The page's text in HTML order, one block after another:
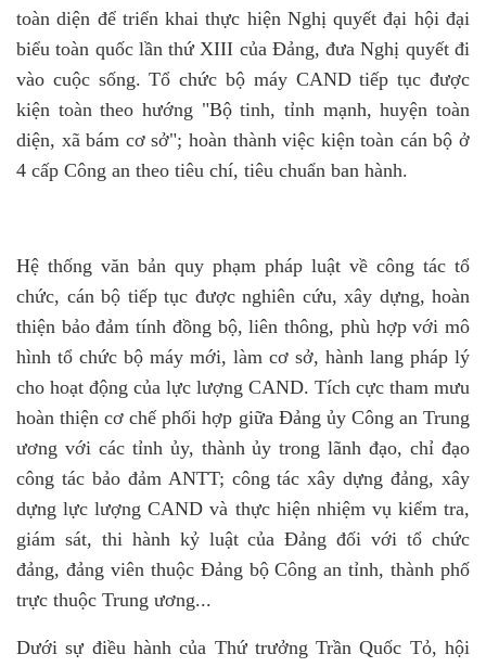
toàn diện để triển khai thực hiện Nghị quyết đại hội đại
biểu toàn quốc lần thứ XIII của Đảng, đưa Nghị quyết đi
vào cuộc sống. Tổ chức bộ máy CAND tiếp tục được
kiện toàn theo hướng "Bộ tinh, tỉnh mạnh, huyện toàn
diện, xã bám cơ sở"; hoàn thành việc kiện toàn cán bộ ở
4 cấp Công an theo tiêu chí, tiêu chuẩn ban hành.
Hệ thống văn bản quy phạm pháp luật về công tác tổ
chức, cán bộ tiếp tục được nghiên cứu, xây dựng, hoàn
thiện bảo đảm tính đồng bộ, liên thông, phù hợp với mô
hình tổ chức bộ máy mới, làm cơ sở, hành lang pháp lý
cho hoạt động của lực lượng CAND. Tích cực tham mưu
hoàn thiện cơ chế phối hợp giữa Đảng ủy Công an Trung
ương với các tỉnh ủy, thành ủy trong lãnh đạo, chỉ đạo
công tác bảo đảm ANTT; công tác xây dựng đảng, xây
dựng lực lượng CAND và thực hiện nhiệm vụ kiểm tra,
giám sát, thi hành kỷ luật của Đảng đối với tổ chức
đảng, đảng viên thuộc Đảng bộ Công an tỉnh, thành phố
trực thuộc Trung ương...
Dưới sự điều hành của Thứ trưởng Trần Quốc Tỏ, hội